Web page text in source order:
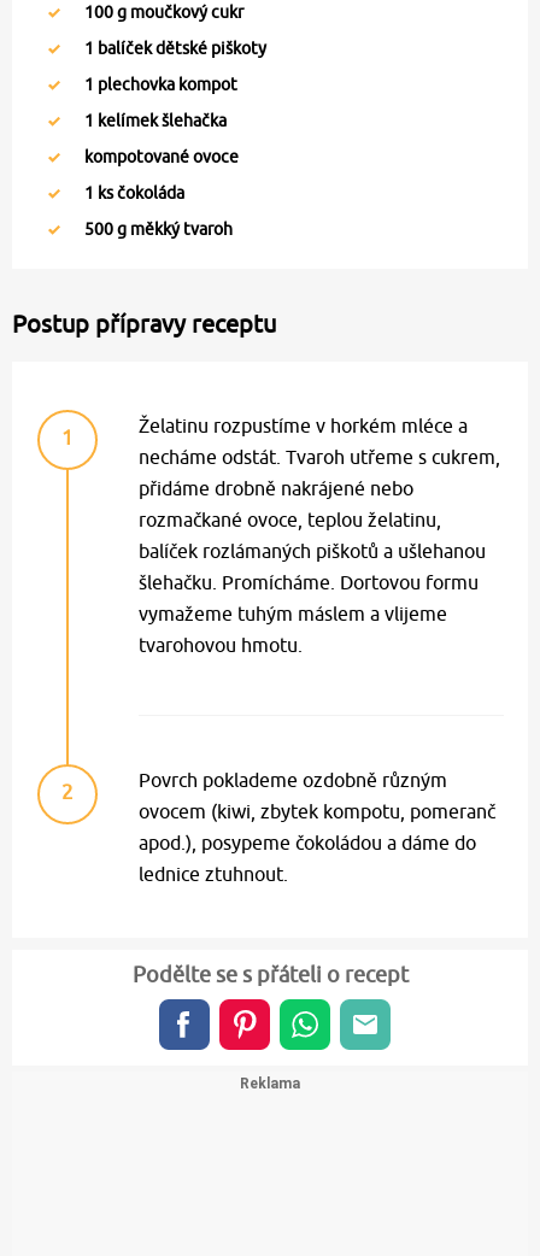
100g moučkový cukr
1 balíček dětské piškoty
1 plechovka kompot
1 kelímek šlehačka
kompotované ovoce
1 ks čokoláda
500g měkký tvaroh
Postup přípravy receptu
1
Želatinu rozpustíme v horkém mléce a
necháme odstát. Tvaroh utřeme s cukrem,
přidáme drobně nakrájené nebo
rozmačkané ovoce, teplou želatinu,
balíček rozlámaných piškotů a ušlehanou
šlehačku. Promícháme. Dortovou formu
vymažeme tuhým máslem a vlijeme
tvarohovou hmotu.
2
Povrch poklademe ozdobně různým
ovocem (kiwi, zbytek kompotu, pomeranč
apod.), posypeme čokoládou a dáme do
lednice ztuhnout.
Podělte se s přáteli o recept